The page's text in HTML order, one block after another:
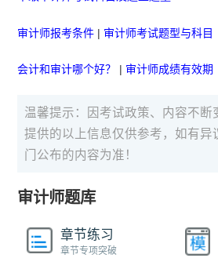
审计师报考条件 | 审计师考试题型与科目
会计和审计哪个好？ | 审计师成绩有效期
温馨提示：因考试政策、内容不断
提供的以上信息仅供参考，如有异
门公布的内容为准！
审计师题库
章节练习
章节专项突破